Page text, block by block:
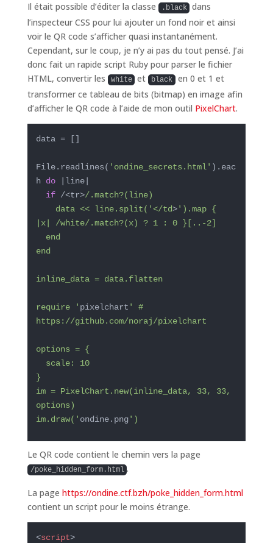
Il était possible d’éditer la classe .black
dans
l’inspecteur CSS pour lui ajouter un fond noir et ainsi
voir le QR code s’afficher quasi instantanément.
Cependant, sur le coup, je n’y ai pas du tout pensé. J’ai
donc fait un rapide script Ruby pour parser le fichier
HTML, convertir les
white et black en 0 et 1 et
transformer ce tableau de bits (bitmap) en image afin
d’afficher le QR code à l’aide de mon outil PixelChart.
data = []
File.readlines( 'ondine_secrets.html' ).eac
h do
|line|
if /<tr>/.match?(line)
    data << line.split('</td
>').map {
|x| /white/.match?(x) ? 1 : 0 }[..-2]
end
inline_data = data.flatten
require ' pixelchart ' #
https://github.com/noraj/pixelchart
options = {
}
im = PixelChart.new(inline_data, 33, 33,
options)
im.draw(' ondine.png')
Le QR code contient le chemin vers la page
/poke_hidden_form.html .
La page https://ondine.ctf.bzh/poke_hidden_form.html
contient un script pour le moins étrange.
<script>